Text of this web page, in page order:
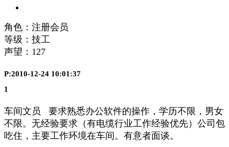
角色：注册会员
等级：技工
声望： 127
P:2010-12-24 10:01:37
1
车间文员 要求熟悉办公软件的操作，学历不限，男女
不限。无经验要求（有电缆行业工作经验优先）公司包
吃住，主要工作环境在车间。有意者面谈。